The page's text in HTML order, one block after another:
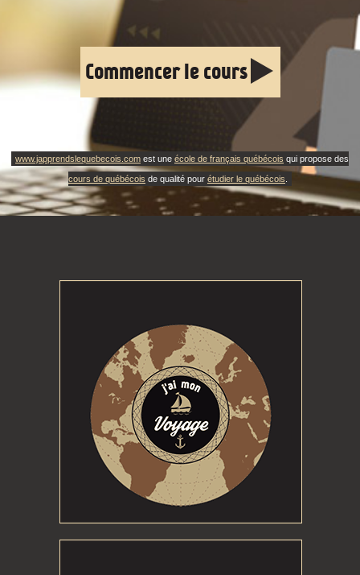
Commencer le cours
www.japprendslequebecois.com est une école de français québécois qui propose des
cours de québécois de qualité pour étudier le québécois